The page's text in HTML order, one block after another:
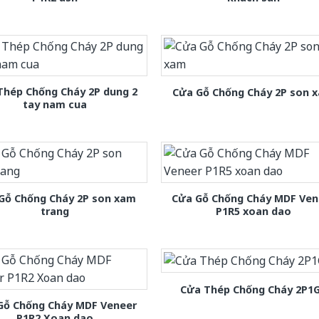
Chống Cháy 2P dung 2
tay nam cua
Cửa Gỗ Chống Cháy 2P son
Chống Cháy 2P son xam
trang
Cửa Gỗ Chống Cháy MDF
P1R5 xoan dao
Chống Cháy MDF Veneer
Cửa Thép Chống Cháy